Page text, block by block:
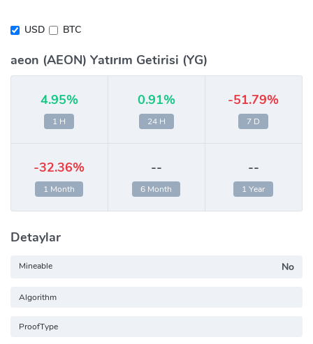
USD BTC
aeon (AEON) Yatırım Getirisi (YG)
4.95%
1 H
0.91%
24 H
-51.79%
7 D
-32.36%
1 Month
--
6 Month
--
1 Year
Detaylar
Mineable No
Algorithm
ProofType